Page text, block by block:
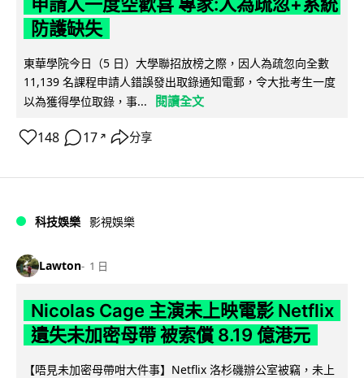
防護缺失
東華學院今日（5 日）大學聯招放榜之際，因人為疏忽向全數
11,139 名課程申請人錯誤發出取錄通知電郵，令大批考生一度
以為獲得學位取錄，事...
閱讀全文
148 17 ↗ 分享
科技娛樂 影視娛樂
Lawton 1 日
Nicolas Cage 主演未上映電影 Netflix
遺失未加密母帶 被索償 8.19 億港元
【唔見未加密母帶咁大件事】Netflix 洛杉磯辦公室被竊，未上